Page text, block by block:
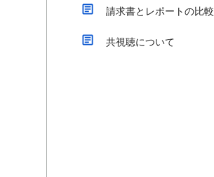
請求書とレポートの比較
共視聴について